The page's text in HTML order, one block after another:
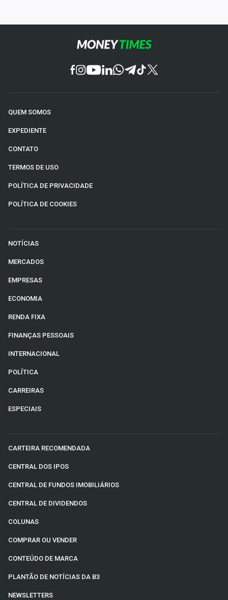
QUEM SOMOS
EXPEDIENTE
CONTATO
TERMOS DE USO
POLÍTICA DE PRIVACIDADE
POLÍTICA DE COOKIES
NOTÍCIAS
MERCADOS
EMPRESAS
ECONOMIA
RENDA FIXA
FINANÇAS PESSOAIS
INTERNACIONAL
POLÍTICA
CARREIRAS
ESPECIAIS
CARTEIRA RECOMENDADA
CENTRAL DOS IPOS
CENTRAL DE FUNDOS IMOBILIÁRIOS
CENTRAL DE DIVIDENDOS
COLUNAS
COMPRAR OU VENDER
CONTEÚDO DE MARCA
PLANTÃO DE NOTÍCIAS DA B3
NEWSLETTERS